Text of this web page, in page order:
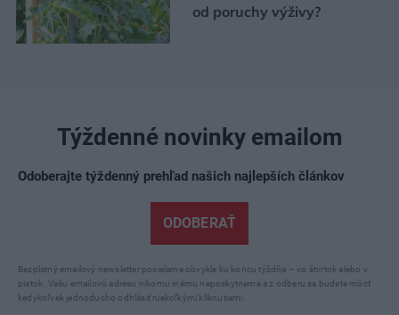
od poruchy výživy?
Týždenné novinky emailom
Odoberajte týždenný prehľad našich najlepších článkov
ODOBERAŤ
Bezplatný emailový newsletter posielame obvykle ku koncu týždňa – vo štvrtok alebo v
piatok. Vašu emailovú adresu nikomu inému neposkytneme a z odberu sa budete môcť
kedykoľvek jednoducho odhlásiť niekoľkými kliknutiami.